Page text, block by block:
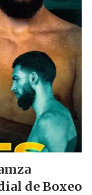
de Boxeo